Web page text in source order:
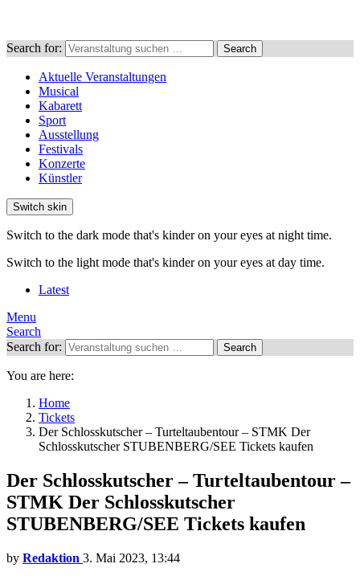
Search for: Search
Aktuelle Veranstaltungen
Musical
Kabarett
Sport
Ausstellung
Festivals
Konzerte
Künstler
Switch skin
Switch to the dark mode that's kinder on your eyes at night time.
Switch to the light mode that's kinder on your eyes at day time.
Latest
Menu
Search
Search for:
Search
You are here:
Home
Tickets
Der Schlosskutscher – Turteltaubentour – STMK Der
Schlosskutscher STUBENBERG/SEE Tickets kaufen
Der Schlosskutscher – Turteltaubentour –
STMK Der Schlosskutscher
STUBENBERG/SEE Tickets kaufen
by Redaktion 3. Mai 2023, 13:44